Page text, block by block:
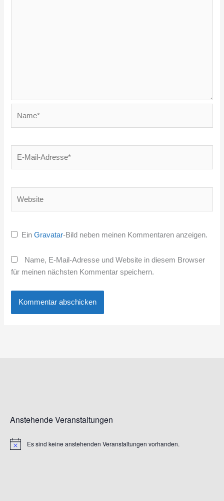
EinGravatar-Bild neben meinen Kommentaren anzeigen.
Name, E-Mail-Adresse und Website in diesem Browser
für meinen nächsten Kommentar speichern.
Anstehende Veranstaltungen
HinweisEs sind keine anstehenden Veranstaltungen vorhanden.